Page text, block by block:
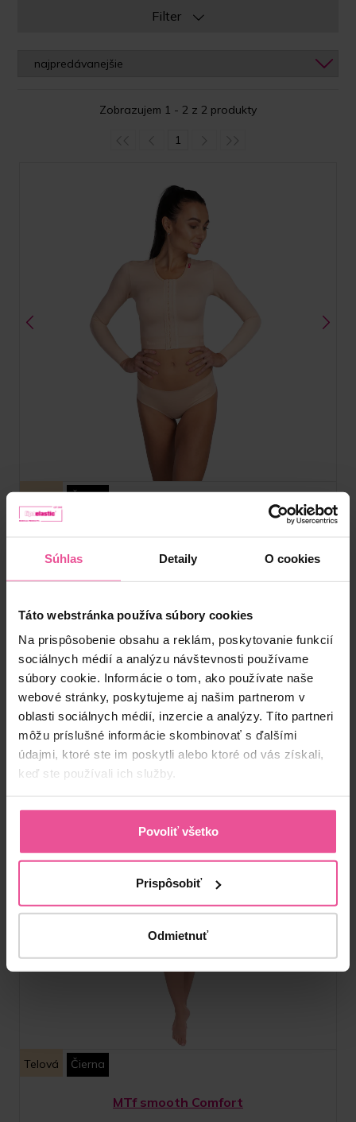
Súhlas Detaily O cookies
Táto webstránka používa súbory cookies
Na prispôsobenie obsahu a reklám, poskytovanie funkcií
sociálnych médií a analýzu návštevnosti používame
súbory cookie. Informácie o tom, ako používate naše
webové stránky, poskytujeme aj našim partnerom v
oblasti sociálnych médií, inzercie a analýzy. Títo partneri
môžu príslušné informácie skombinovať s ďalšími
údajmi, ktoré ste im poskytli alebo ktoré od vás získali,
keď ste používali ich služby.
Povoliť všetko
Prispôsobiť
Odmietnuť
Filter
Zobrazujem 1 - 2 z 2 produkty
1
Telová Čierna
MT smooth Variant
Skladom
60,90€
Telová Čierna
MTf smooth Comfort